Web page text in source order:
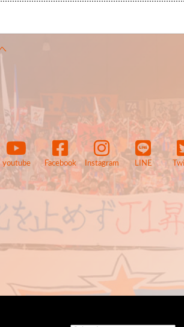
youtube Facebook Instagram LINE